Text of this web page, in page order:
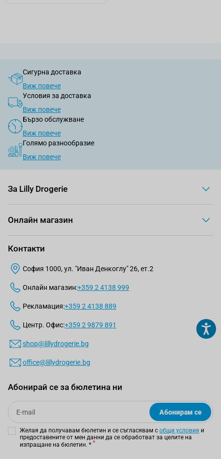
Сигурна доставка
Виж повече
Условия за доставка
Виж повече
Бързо обслужване
Виж повече
Голямо разнообразие
Виж повече
За Lilly Drogerie
Онлайн магазин
Контакти
София 1000, ул. "Иван Денкоглу" 26, ет.2
Онлайн магазин:+359 2 4138 999
Рекламация:+359 2 4138 889
Центр. Офис:+359 2 9879 891
shop@lillydrogerie.bg
office@lillydrogerie.bg
Абонирай се за бюлетина ни
Email
Абонирам се
Желая да получавам бюлетин и се съгласявам с общи условия и
предоставените от мен данни да се обработват за целите на
изпращане на бюлетин. *